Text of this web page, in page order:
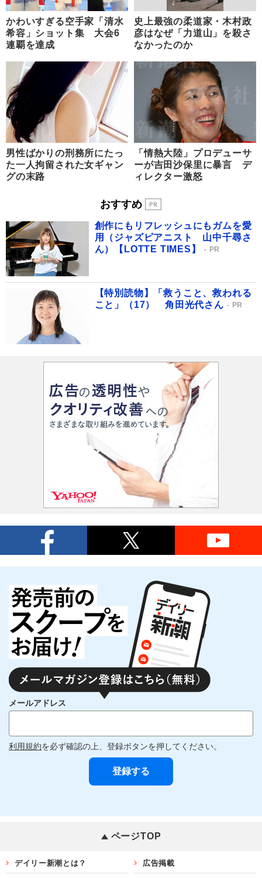
かわいすぎる空手家「清水
希容」ショット集 大会6
連覇を達成
史上最強の柔道家・木村政
彦はなぜ「力道山」を殺さ
なかったのか
男性ばかりの刑務所にたっ
た一人拘留された女ギャン
グの末路
「情熱大陸」プロデューサ
ーが吉田沙保里に暴言 デ
ィレクター激怒
おすすめ
創作にもリフレッシュにもガムを愛
用（ジャズピアニスト 山中千尋さ
ん）【LOTTE TIMES】
PR
【特別読物】「救うこと、救われる
こと」（17） 角田光代さん
PR
メールアドレス
利用規約を必ず確認の上、登録ボタンを押してください。
ページTOP
デイリー新潮とは？ 広告掲載